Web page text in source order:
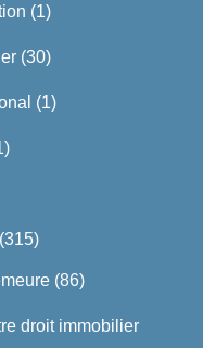
(1)
(30)
(1)
(315)
(86)
droit immobilier